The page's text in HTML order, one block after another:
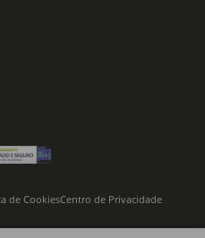
de CookiesCentro de Privacidade